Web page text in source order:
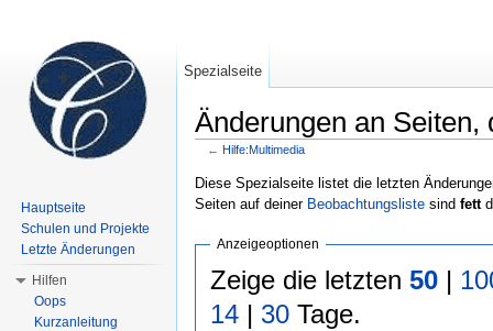
Änderungen an Seiten,
← Hilfe:Multimedia
Diese Spezialseite listet die letzten
Seiten auf deiner Beobachtungsliste sind fett
Anzeigeoptionen
Zeige die letzten 50|
14| 30Tage.
Spezialseite
Hauptseite
Schulen und Projekte
Letzte Änderungen
Hilfen
Oops
Kurzanleitung